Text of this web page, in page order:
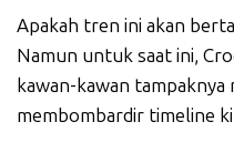
Apakah tren ini akan
Namun untuk saat ini,
kawan-kawan tampaknya
membombardir timeline